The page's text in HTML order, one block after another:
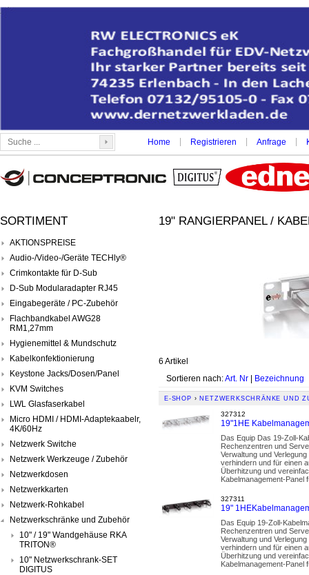
Home Registrieren Anfrage
SORTIMENT
AKTIONSPREISE
Audio-/Video-/Geräte TECHly®
Crimkontakte für D-Sub
D-Sub Modularadapter RJ45
Eingabegeräte / PC-Zubehör
Flachbandkabel AWG28
RM1,27mm
Hygienemittel & Mundschutz
Kabelkonfektionierung
Keystone Jacks/Dosen/Panel
KVM Switches
LWL Glasfaserkabel
Micro HDMI / HDMI-Adaptekaabelr,
4K/60Hz
Netzwerk Switche
Netzwerk Werkzeuge / Zubehör
Netzwerkdosen
Netzwerkkarten
Netzwerk-Rohkabel
Netzwerkschränke und Zubehör
10" / 19" Wandgehäuse RKA
TRITON®
10" Netzwerkschrank-SET
DIGITUS
19" RANGIERPANEL /
6 Artikel
Sortieren nach:Art. Nr | Bezeichnung
E-SHOP › NETZWERKSCHRÄNKE UND
327312
19"1HE
Das Equip Das 19-Zoll-
Rechenzentren und
Verwaltung und
verhindern und für einen
Überhitzung und
Kabelmanagement-
327311
19"
Das Equip 19-Zoll-
Rechenzentren und
Verwaltung und
verhindern und für einen
Überhitzung und
Kabelmanagement-